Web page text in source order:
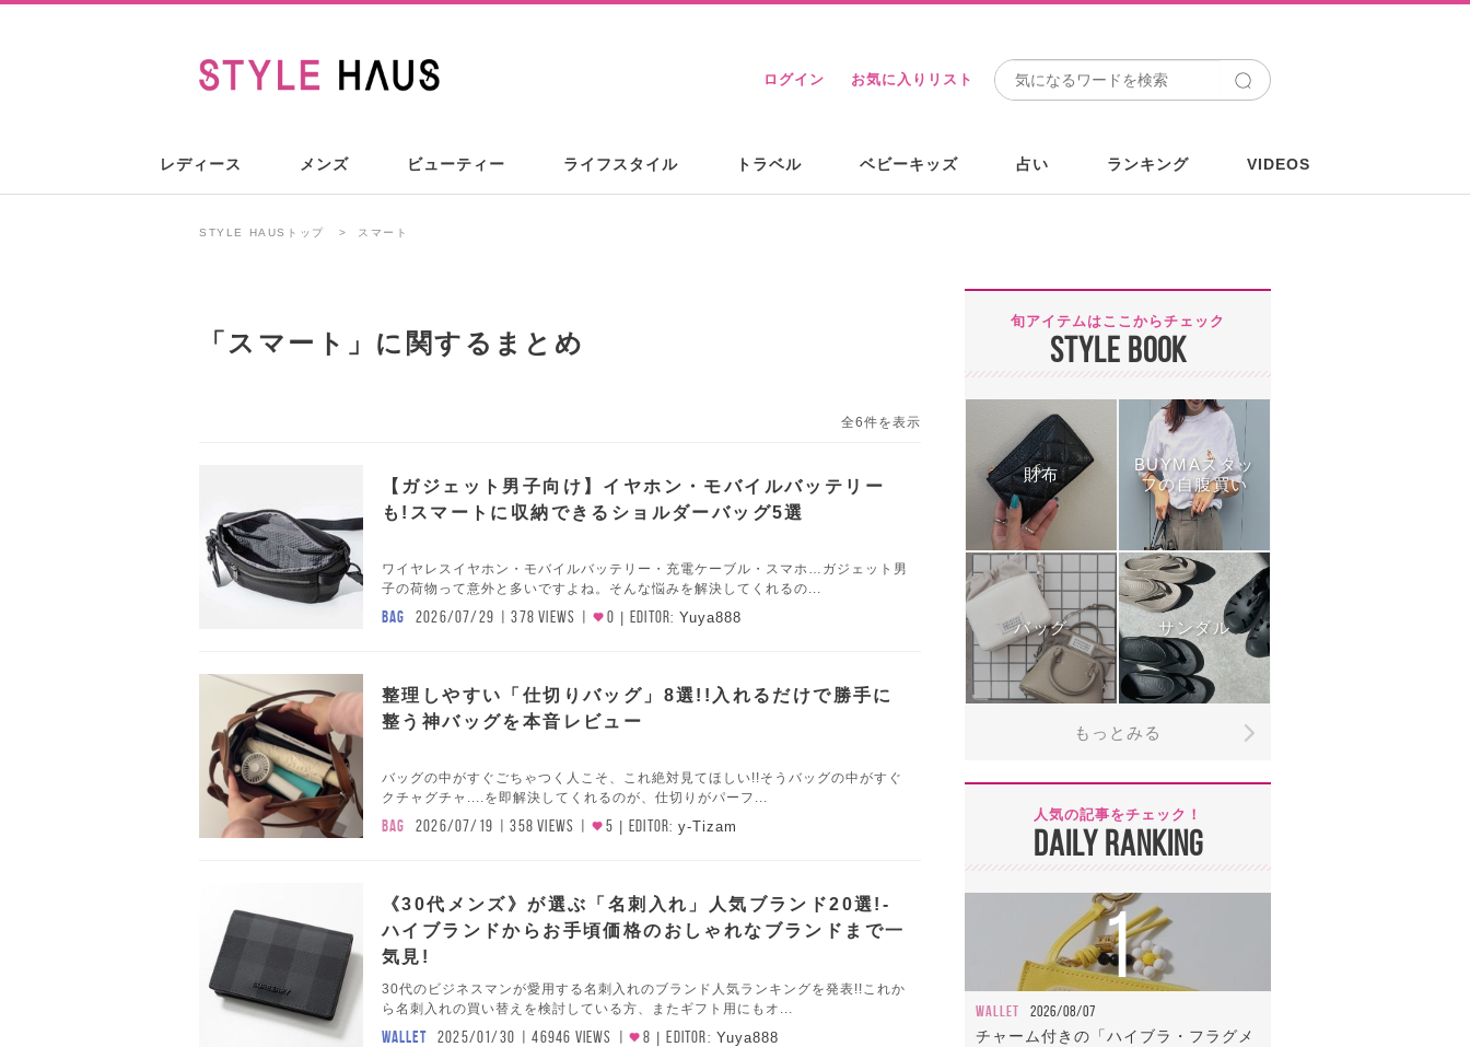
ログイン お気に入りリスト
レディース メンズ ビューティー ライフスタイル トラベル ベビーキッズ 占い ランキング VIDEOS
STYLE HAUSトップ スマート
「スマート 」に関するまとめ
全6件を表示
【ガジェット男子向け】イヤホン・モバイルバッテリー
も!スマートに収納できるショルダーバッグ5選
ワイヤレスイヤホン・モバイルバッテリー・充電ケーブル・スマホ…ガジェット男
子の荷物って意外と多いですよね。そんな悩みを解決してくれるの...
BAG 2026/07/29 378 VIEWS 0 EDITOR: Yuya888
整理しやすい「仕切りバッグ」8選!!入れるだけで勝手に
整う神バッグを本音レビュー
バッグの中がすぐごちゃつく人こそ、これ絶対見てほしい!!そうバッグの中がすぐ
クチャグチャ....を即解決してくれるのが、仕切りがパーフ...
BAG 2026/07/19 358 VIEWS 5 EDITOR: y-Tizam
《30代メンズ》が選ぶ「名刺入れ」人気ブランド20選!-
ハイブランドからお手頃価格のおしゃれなブランドまで一
気見!
30代のビジネスマンが愛用する名刺入れのブランド人気ランキングを発表!!これか
ら名刺入れの買い替えを検討している方、またギフト用にもオ...
WALLET 2025/01/30 46946 VIEWS 8 EDITOR: Yuya888
旬アイテムはここからチェック
STYLE BOOK
財布
BUYMAスタッ
フの自腹買い
バッグ サンダル
もっとみる
人気の記事をチェック！
DAILY RANKING
1
WALLET 2026/08/07
チャーム付きの「ハイブラ・フラグメ